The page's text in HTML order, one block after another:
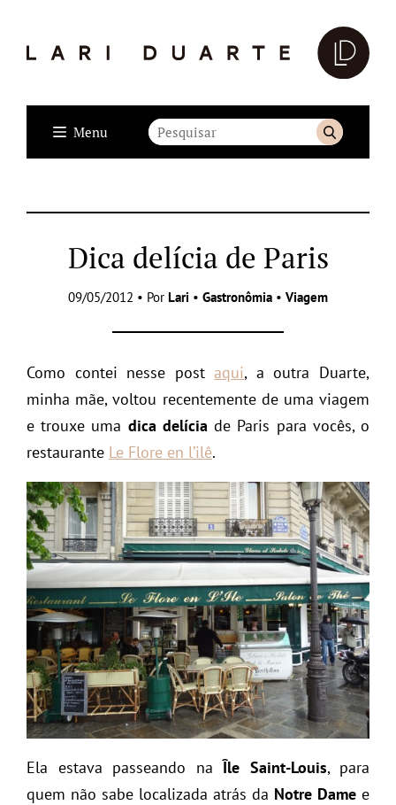
Menu
Dica delícia de Paris
09/05/2012 • Por Lari • Gastronômia • Viagem
Como contei nesse postaqui, a outra Duarte,
minha mãe, voltou recentemente de uma viagem
e trouxe uma dica delícia de Paris para vocês, o
restaurante Le Flore en l’ilê.
Ela estava passeando naÎle Saint-Louis, para
quem não sabe localizada atrás da Notre Dame e